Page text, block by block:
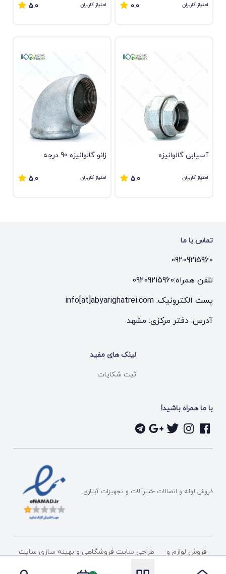
امتیاز کاربران 0.0 امتیاز کاربران 5.0
آسیابی گالوانیزه
امتیاز کاربران 5.0
زانو گالوانیزه 90 درجه
امتیاز کاربران 5.0
تماس با ما
09209215960
تلفن همراه:09209215960
پست الکترونیک: info[at]abyarighatrei.com
آدرس: دفتر مرکزی: مشهد
لینک های مفید
ثبت شکایات
با ما همراه باشید!
فروش لوله و اتصالات -شیرآلات و تجهیزات آبیاری
فروش لوازم و
تجهیزات آبیاری
طراحی سایت فروشگاهی و بهینه سازی سایت
توسط
شرکت پیشگامان دامنه فناوری